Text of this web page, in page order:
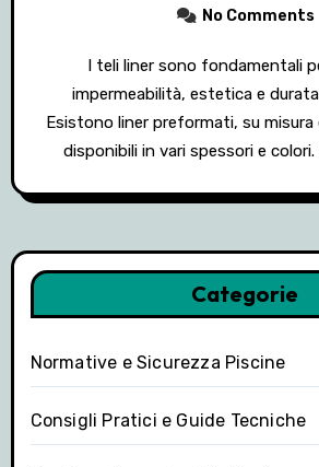
No Comments
impermeabilità, estetica e
Esistono liner preformati, su misura
disponibili in vari spessori e
Categorie
Normative e Sicurezza Piscine
Consigli Pratici e Guide Tecniche